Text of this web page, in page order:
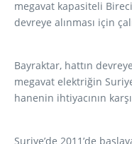
megavat kapasiteli
devreye alınması için
Bayraktar, hattın
megavat elektriğin
hanenin ihtiyacının
Suriye’de 2011’de